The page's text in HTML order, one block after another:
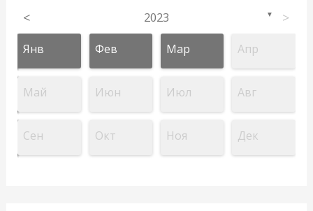
< 2023 ▼ >
Янв Фев Мар Апр
Май Июн Июл Авг
Сен Окт Ноя Дек